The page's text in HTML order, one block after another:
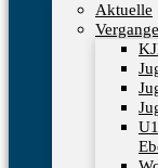
Aktuelle